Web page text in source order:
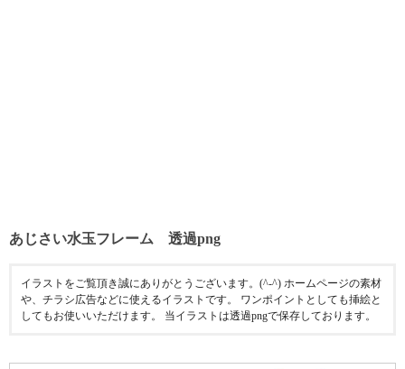
あじさい水玉フレーム 透過png
イラストをご覧頂き誠にありがとうございます。(^-^) ホームページの素材
や、チラシ広告などに使えるイラストです。 ワンポイントとしても挿絵と
してもお使いいただけます。 当イラストは透過pngで保存しております。